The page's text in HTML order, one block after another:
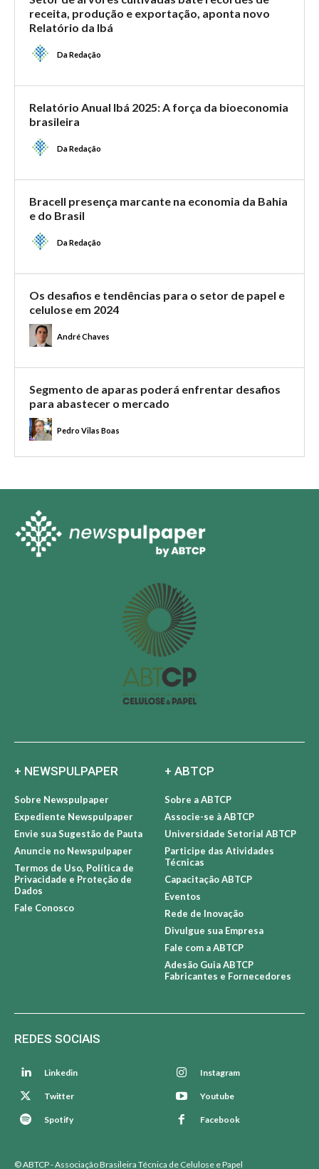
receita, produção e exportação, aponta novo
Relatório da Ibá
Da Redação
Relatório Anual Ibá 2025: A força da bioeconomia
brasileira
Da Redação
Bracell presença marcante na economia da Bahia
e do Brasil
Da Redação
Os desafios e tendências para o setor de papel e
celulose em 2024
André Chaves
Segmento de aparas poderá enfrentar desafios
para abastecer o mercado
Pedro Vilas Boas
+ NEWSPULPAPER
Sobre Newspulpaper
Expediente Newspulpaper
Envie sua Sugestão de Pauta
Anuncie no Newspulpaper
Termos de Uso, Política de
Privacidade e Proteção de
Dados
Fale Conosco
+ ABTCP
Sobre a ABTCP
Associe-se à ABTCP
Universidade Setorial ABTCP
Participe das Atividades
Técnicas
Capacitação ABTCP
Eventos
Rede de Inovação
Divulgue sua Empresa
Fale com a ABTCP
Adesão Guia ABTCP
Fabricantes e Fornecedores
REDES SOCIAIS
Linkedin Instagram
Twitter Youtube
Spotify Facebook
© ABTCP - Associação Brasileira Técnica de Celulose e Papel